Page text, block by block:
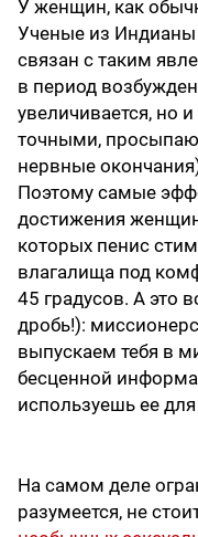
У женщин, как
Ученые из
связан с таким
в период
увеличивается, но
точными,
нервные
Поэтому самые
достижения
которых пенис
влагалища под
45 градусов. А это
дробь!):
выпускаем тебя в
бесценной
используешь ее
На самом деле
разумеется, не